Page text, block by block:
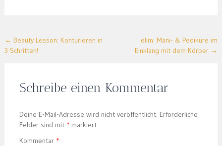
Post
← Beauty Lesson: Konturieren in
3 Schritten!
elim: Mani- & Pediküre im
Einklang mit dem Körper →
Schreibe einen Kommentar
Deine E-Mail-Adresse wird nicht veröffentlicht. Erforderliche
Felder sind mit *markiert
Kommentar *